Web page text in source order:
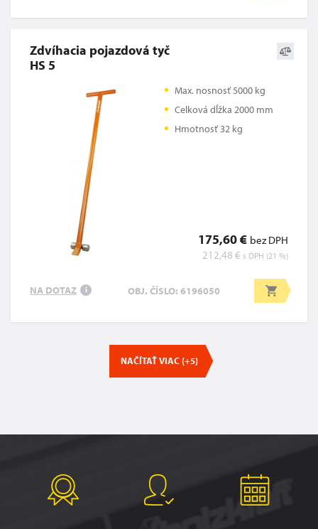
Zdvíhacia pojazdová tyč
HS 5
Max. nosnosť 5000 kg
Celková dĺžka 2000 mm
Hmotnosť 32 kg
175,60 € bez DPH
212,48 € s DPH (21 %)
NA DOTAZ i OBJ. ČÍSLO: 6196050
NAČÍTAŤ VIAC (+5)